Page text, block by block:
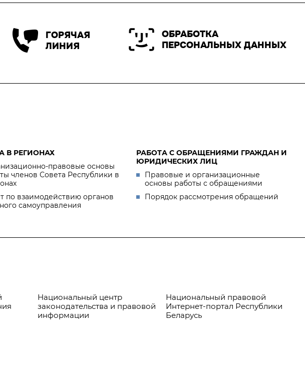
ГОРЯЧАЯ
ЛИНИЯ
ОБРАБОТКА
ПЕРСОНАЛЬНЫХ ДАННЫХ
В РЕГИОНАХ
правовые основы
членов Совета Республики в
по взаимодействию органов
самоуправления
РАБОТА С ОБРАЩЕНИЯМИ ГРАЖДАН И
ЮРИДИЧЕСКИХ ЛИЦ
Правовые и организационные
основы работы с обращениями
Порядок рассмотрения обращений
Национальный центр
законодательства и правовой
информации
Национальный правовой
Интернет-портал Республики
Беларусь